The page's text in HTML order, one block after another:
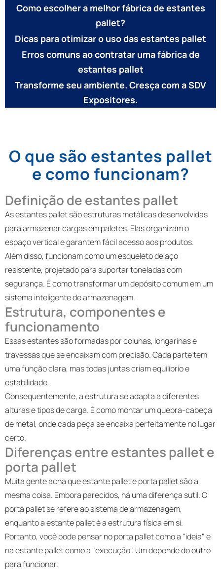
Como escolher a melhor fábrica de estantes
pallet?
Dicas para otimizar o uso das estantes pallet
Erros comuns ao contratar uma fábrica de
estantes pallet
Transforme seu ambiente. Cresça com a SDV
Expositores.
O que são estantes pallet
e como funcionam?
Definição de estantes pallet
As estantes pallet são estruturas metálicas desenvolvidas
para armazenar cargas em paletes. Elas organizam o
espaço vertical e garantem fácil acesso aos produtos.
Além disso, funcionam como um esqueleto de aço
resistente, projetado para suportar toneladas com
segurança. É como transformar um depósito comum em um
sistema inteligente de armazenagem.
Estrutura, componentes e
funcionamento
Essas estantes são formadas por colunas, longarinas e
travessas que se encaixam com precisão. Cada parte tem
uma função clara, mas todas juntas criam equilíbrio e
estabilidade.
Consequentemente, a estrutura se adapta a diferentes
alturas e tipos de carga. É como montar um quebra-cabeça
de metal, onde cada peça se encaixa perfeitamente no lugar
certo.
Diferenças entre estantes pallet e
porta pallet
Muita gente acha que estante pallet e porta pallet são a
mesma coisa. Embora parecidos, há uma diferença sutil. O
porta pallet se refere ao sistema de armazenagem,
enquanto a estante pallet é a estrutura física em si.
Portanto, você pode pensar no porta pallet como a "ideia" e
na estante pallet como a "execução". Um depende do outro
para funcionar.